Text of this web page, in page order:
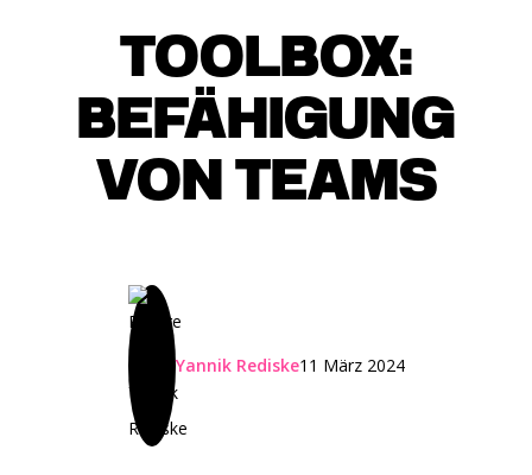
TOOLBOX:
BEFÄHIGUNG
VON TEAMS
11 März 2024
Yannik Rediske